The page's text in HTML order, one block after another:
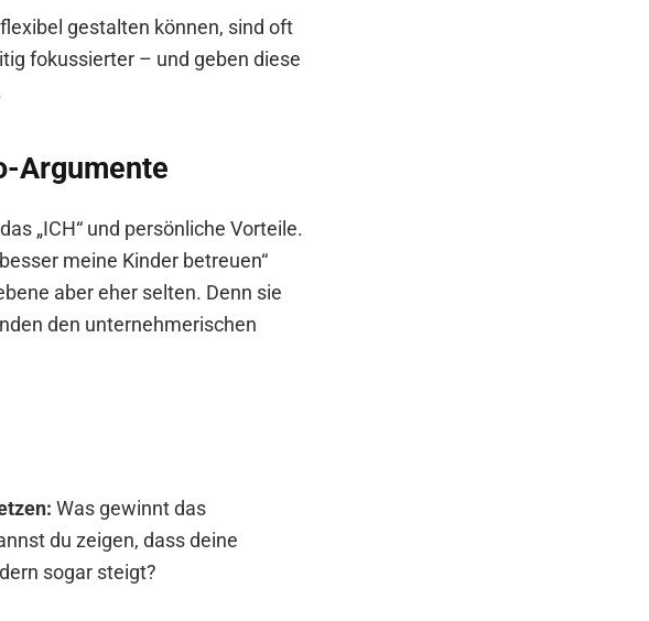
gestalten können, sind oft
fokussierter – und geben diese
Argumente
„ICH“ und persönliche Vorteile.
meine Kinder betreuen“
aber eher selten. Denn sie
den unternehmerischen
Was gewinnt das
du zeigen, dass deine
sogar steigt?